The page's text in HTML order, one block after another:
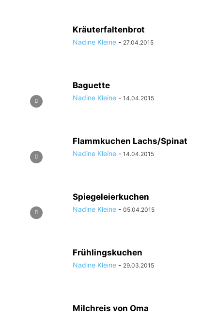
Kräuterfaltenbrot
Nadine Kleine - 27.04.2015
Baguette
Nadine Kleine - 14.04.2015
Flammkuchen Lachs/Spinat
Nadine Kleine - 14.04.2015
Spiegeleierkuchen
Nadine Kleine - 05.04.2015
Frühlingskuchen
Nadine Kleine - 29.03.2015
Milchreis von Oma